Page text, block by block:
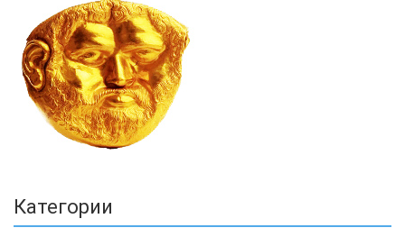
Категории